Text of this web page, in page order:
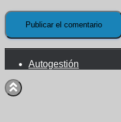
Autogestión